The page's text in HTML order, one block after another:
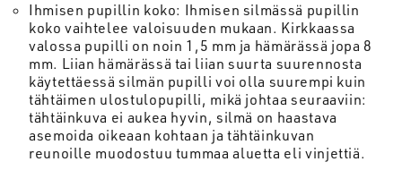
Ihmisen pupillin koko: Ihmisen silmässä pupillin
koko vaihtelee valoisuuden mukaan. Kirkkaassa
valossa pupilli on noin 1,5 mm ja hämärässä jopa 8
mm. Liian hämärässä tai liian suurta suurennosta
käytettäessä silmän pupilli voi olla suurempi kuin
tähtäimen ulostulopupilli, mikä johtaa seuraaviin:
tähtäinkuva ei aukea hyvin, silmä on haastava
asemoida oikeaan kohtaan ja tähtäinkuvan
reunoille muodostuu tummaa aluetta eli vinjettiä.